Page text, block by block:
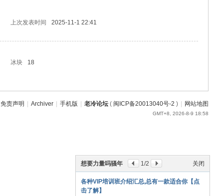
上次发表时间
2025-11-1 22:41
冰块
18
关闭
想要力量吗骚年 1/2
各种VIP培训班介绍汇总,总有一款适合你【点
击了解】
免责声明 Archiver 手机版 老冷论坛( 闽ICP备20013040号-2 ) 网站地图
GMT+8, 2026-8-9 18:58